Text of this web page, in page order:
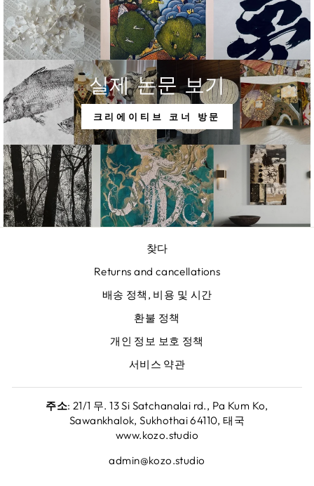
실제 논문 보기
크리에이티브 코너 방문
찾다
Returns and cancellations
배송 정책, 비용 및 시간
환불 정책
개인 정보 보호 정책
서비스 약관
주소: 21/1 무. 13 Si Satchanalai rd., Pa Kum Ko,
Sawankhalok, Sukhothai 64110, 태국
www.kozo.studio
admin@kozo.studio